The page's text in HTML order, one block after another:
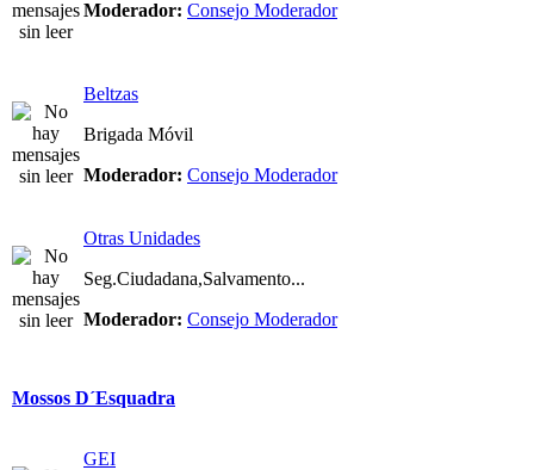
Moderador: Consejo Moderador
Beltzas
Brigada Móvil
Moderador: Consejo Moderador
Otras Unidades
Seg.Ciudadana,Salvamento...
Moderador: Consejo Moderador
Mossos D´Esquadra
GEI